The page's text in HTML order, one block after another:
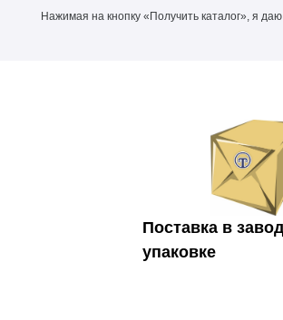
Нажимая на кнопку «Получить каталог», я
Поставка в
упаковке